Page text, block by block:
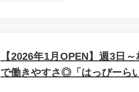
【2026年1月OPEN】週3日
で働きやすさ◎「はっぴーら